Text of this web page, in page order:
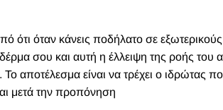
ότι όταν κάνεις ποδήλατο σε
σου και αυτή η έλλειψη της ροής του
αποτέλεσμα είναι να τρέχει ο ιδρώτας
μετά την προπόνηση